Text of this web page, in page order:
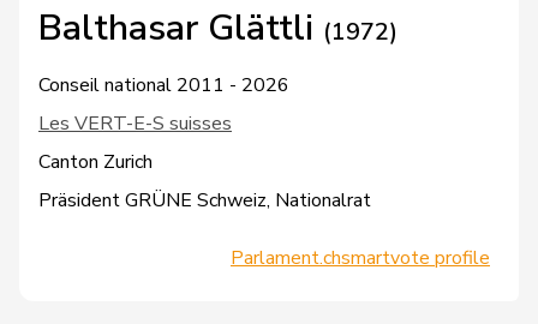
Balthasar Glättli (1972)
Conseil national 2011 - 2026
Les VERT-E-S suisses
Canton Zurich
Präsident GRÜNE Schweiz, Nationalrat
Parlament.chsmartvote profile